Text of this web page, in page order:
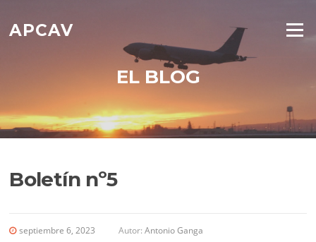
contenido
APCAV Menú
EL BLOG
Boletín nº5
septiembre 6, 2023 Autor:Antonio Ganga